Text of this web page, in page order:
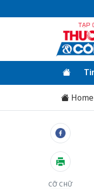
Home
CỠ CHỮ